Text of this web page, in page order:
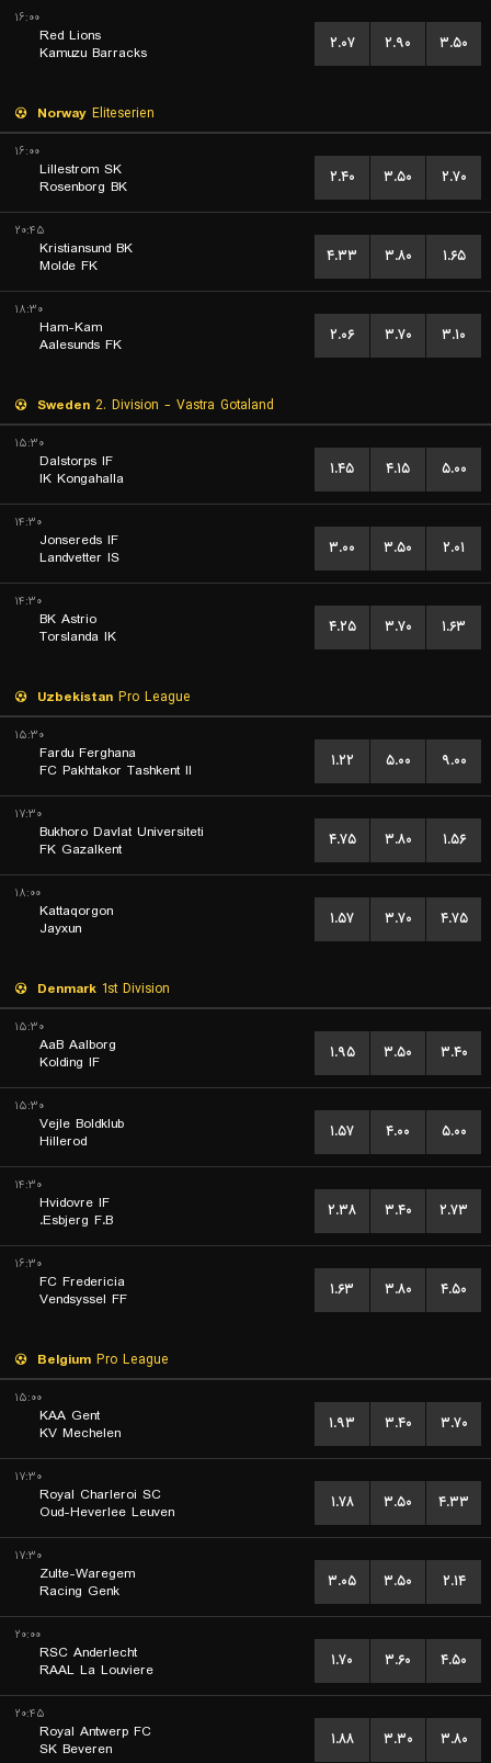
۱۶:۰۰
Red Lions
Kamuzu Barracks
۲.۰۷ ۲.۹۰ ۳.۵۰
Norway Eliteserien
۱۶:۰۰
Lillestrom SK
Rosenborg BK
۲.۴۰ ۳.۵۰ ۲.۷۰
۲۰:۴۵
Kristiansund BK
Molde FK
۴.۳۳ ۳.۸۰ ۱.۶۵
۱۸:۳۰
Ham-Kam
Aalesunds FK
۲.۰۶ ۳.۷۰ ۳.۱۰
Sweden 2. Division - Vastra Gotaland
۱۵:۳۰
Dalstorps IF
IK Kongahalla
۱.۴۵ ۴.۱۵ ۵.۰۰
۱۴:۳۰
Jonsereds IF
Landvetter IS
۳.۰۰ ۳.۵۰ ۲.۰۱
۱۴:۳۰
BK Astrio
Torslanda IK
۴.۲۵ ۳.۷۰ ۱.۶۳
Uzbekistan Pro League
۱۵:۳۰
Fardu Ferghana
FC Pakhtakor Tashkent II
۱.۲۲ ۵.۰۰ ۹.۰۰
۱۷:۳۰
Bukhoro Davlat Universiteti
FK Gazalkent
۴.۷۵ ۳.۸۰ ۱.۵۶
۱۸:۰۰
Kattaqorgon
Jayxun
۱.۵۷ ۳.۷۰ ۴.۷۵
Denmark 1st Division
۱۵:۳۰
AaB Aalborg
Kolding IF
۱.۹۵ ۳.۵۰ ۳.۴۰
۱۵:۳۰
Vejle Boldklub
Hillerod
۱.۵۷ ۴.۰۰ ۵.۰۰
۱۴:۳۰
Hvidovre IF
Esbjerg F.B.
۲.۳۸ ۳.۴۰ ۲.۷۳
۱۶:۳۰
FC Fredericia
Vendsyssel FF
۱.۶۳ ۳.۸۰ ۴.۵۰
Belgium Pro League
۱۵:۰۰
KAA Gent
KV Mechelen
۱.۹۳ ۳.۴۰ ۳.۷۰
۱۷:۳۰
Royal Charleroi SC
Oud-Heverlee Leuven
۱.۷۸ ۳.۵۰ ۴.۳۳
۱۷:۳۰
Zulte-Waregem
Racing Genk
۳.۰۵ ۳.۵۰ ۲.۱۴
۲۰:۰۰
RSC Anderlecht
RAAL La Louviere
۱.۷۰ ۳.۶۰ ۴.۵۰
۲۰:۴۵
Royal Antwerp FC
SK Beveren
۱.۸۸ ۳.۳۰ ۳.۸۰